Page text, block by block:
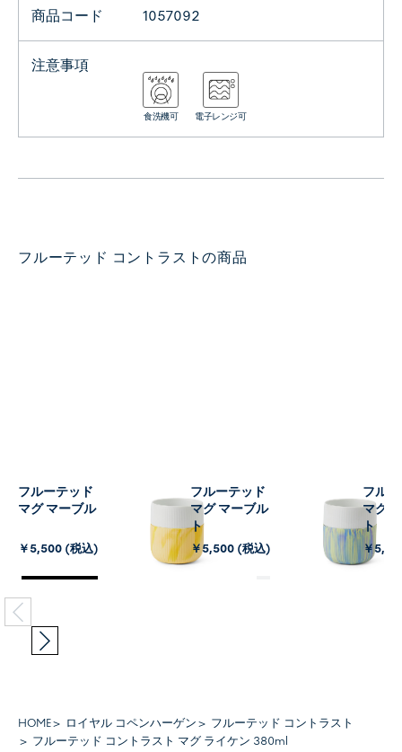
商品コード 1057092
注意事項
食洗機可 電子レンジ可
フルーテッド コントラストの商品
フルーテッド コントラスト
マグ マーブル ブライトサン
￥5,500 (税込)
フルーテッド コントラスト
マグ マーブル ノーザンライ
ト
￥5,500 (税込)
フル
マグ
ト
￥
HOME ロイヤル コペンハーゲン
フルーテッド コントラスト
フルーテッド コントラスト マグ ライケン 380ml